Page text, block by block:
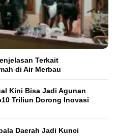
Terkait
di Air Merbau
Kini Bisa Jadi Agunan
Triliun Dorong Inovasi
Daerah Jadi Kunci